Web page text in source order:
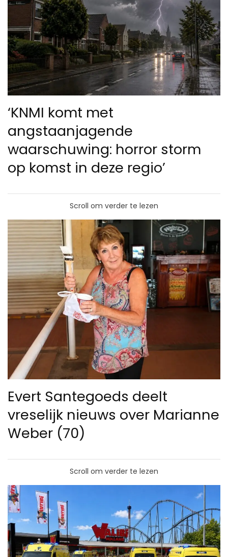
‘KNMI komt met
angstaanjagende
waarschuwing: horror storm
op komst in deze regio’
Scroll om verder te lezen
Evert Santegoeds deelt
vreselijk nieuws over Marianne
Weber (70)
Scroll om verder te lezen